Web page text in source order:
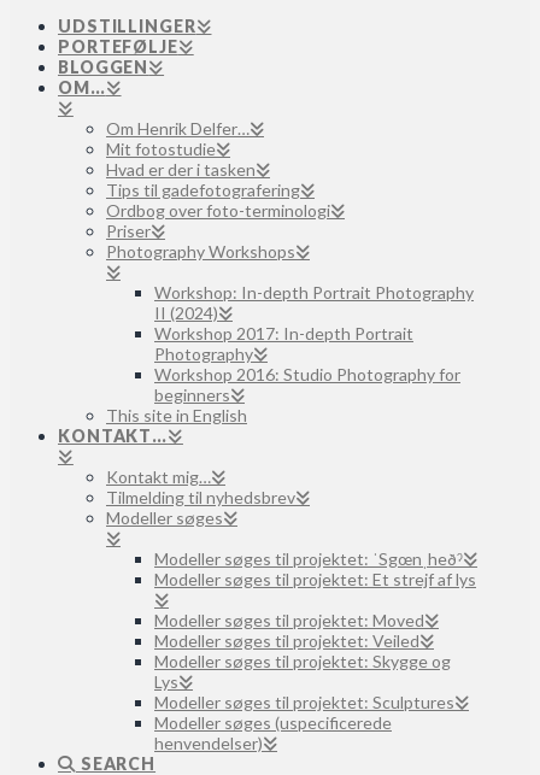
UDSTILLINGER
PORTEFØLJE
BLOGGEN
OM…
Om Henrik Delfer…
Mit fotostudie
Hvad er der i tasken
Tips til gadefotografering
Ordbog over foto-terminologi
Priser
Photography Workshops
Workshop: In-depth Portrait Photography
II (2024)
Workshop 2017: In-depth Portrait
Photography
Workshop 2016: Studio Photography for
beginners
This site in English
KONTAKT…
Kontakt mig…
Tilmelding til nyhedsbrev
Modeller søges
Modeller søges til projektet: ˈSgœnˌheðˀ
Modeller søges til projektet: Et strejf af lys
Modeller søges til projektet: Moved
Modeller søges til projektet: Veiled
Modeller søges til projektet: Skygge og
Lys
Modeller søges til projektet: Sculptures
Modeller søges (uspecificerede
henvendelser)
SEARCH